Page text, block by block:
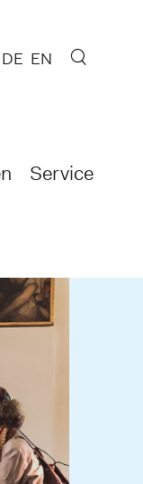
Service
DE EN